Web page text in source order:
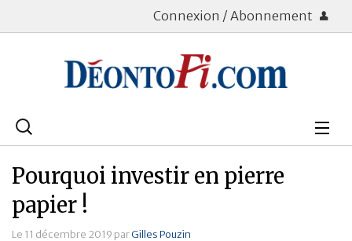
Connexion / Abonnement
Rechercher
Bourse
Placements
Pourquoi investir en pierre
papier !
Le 11 décembre 2019 parGilles Pouzin